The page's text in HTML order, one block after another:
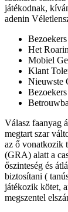
játékodnak,
adenin
Het
Mobiel
Klant
Nieuwste
Válasz faanyag
megtart szar
az ő vonatkozik
(GRA) alatt a
őszinteség és
biztosítani (
játékozik kötet,
megszentel